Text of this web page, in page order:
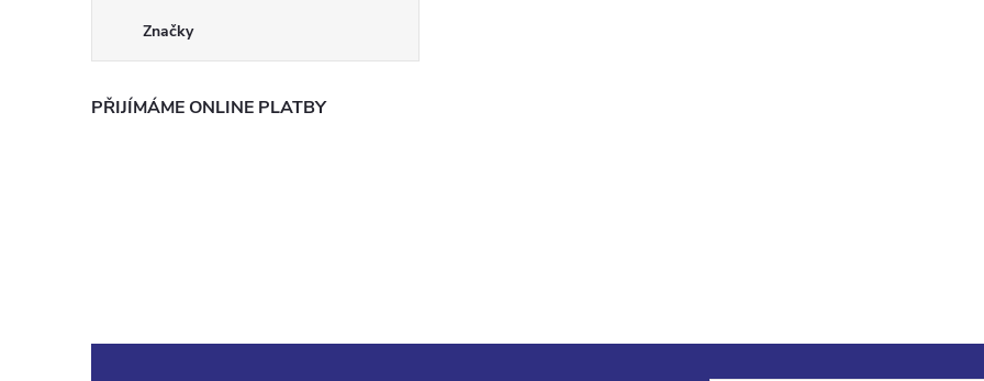
Značky
PŘIJÍMÁME ONLINE PLATBY